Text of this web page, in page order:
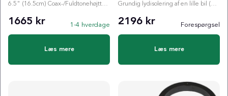
6.5" (16.5cm) Coax-/Fuldtonehøjttaler
1665 kr 1-4 hverdage
Læs mere
Grundig lydisolering af en lille bil (6m²)
2196 kr Forespørgsel
Læs mere